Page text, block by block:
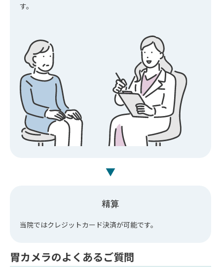
す。
▼
精算
当院ではクレジットカード決済が可能です。
胃カメラのよくあるご質問